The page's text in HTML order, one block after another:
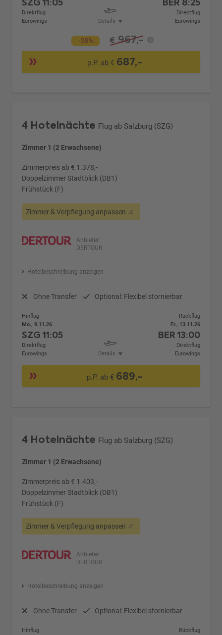
Direktflug
Eurowings
Details
Direktflug
Eurowings
-28% € 967,-
p.P. ab € 687,-
4 Hotelnächte Flug ab Salzburg (SZG)
Zimmer 1 (2 Erwachsene)
Zimmerpreis ab € 1.378,-
Doppelzimmer Stadtblick (DB1)
Frühstück (F)
Zimmer & Verpflegung anpassen
Anbieter:
DERTOUR
Hotelbeschreibung anzeigen
Ohne Transfer Optional: Flexibel stornierbar
Hinflug
Mo., 9.11.26
SZG11:05
Direktflug
Eurowings
Details
Rückflug
Fr., 13.11.26
BER 13:00
Direktflug
Eurowings
p.P. ab € 689,-
4 Hotelnächte Flug ab Salzburg (SZG)
Zimmer 1 (2 Erwachsene)
Zimmerpreis ab € 1.403,-
Doppelzimmer Stadtblick (DB1)
Frühstück (F)
Zimmer & Verpflegung anpassen
Anbieter:
DERTOUR
Hotelbeschreibung anzeigen
Ohne Transfer Optional: Flexibel stornierbar
Hinflug
Rückflug